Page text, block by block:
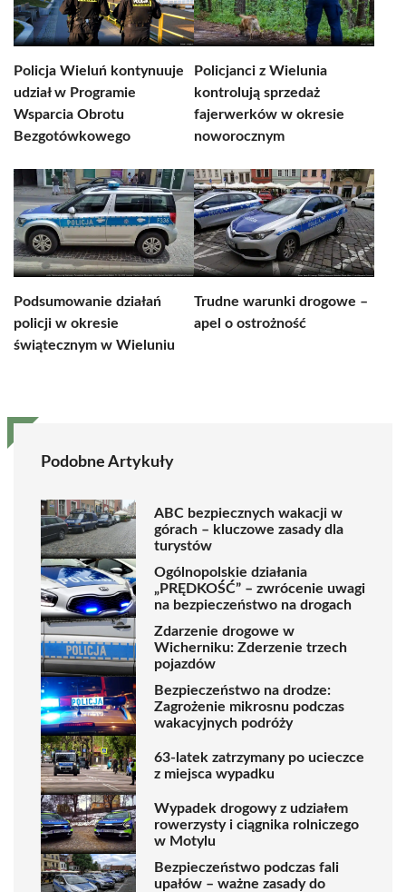
Policja Wieluń kontynuuje
udział w Programie
Wsparcia Obrotu
Bezgotówkowego
Policjanci z Wielunia
kontrolują sprzedaż
fajerwerków w okresie
noworocznym
Podsumowanie działań
policji w okresie
świątecznym w Wieluniu
Trudne warunki drogowe –
apel o ostrożność
Podobne Artykuły
ABC bezpiecznych wakacji w
górach – kluczowe zasady dla
turystów
Ogólnopolskie działania
„PRĘDKOŚĆ” – zwrócenie uwagi
na bezpieczeństwo na drogach
Zdarzenie drogowe w
Wicherniku: Zderzenie trzech
pojazdów
Bezpieczeństwo na drodze:
Zagrożenie mikrosnu podczas
wakacyjnych podróży
63-latek zatrzymany po ucieczce
z miejsca wypadku
Wypadek drogowy z udziałem
rowerzysty i ciągnika rolniczego
w Motylu
Bezpieczeństwo podczas fali
upałów – ważne zasady do